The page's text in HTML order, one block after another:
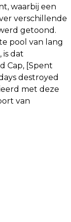
waarbij een
verschillende
getoond.
pool van lang
dat
Cap, [Spent
destroyed
met deze
van